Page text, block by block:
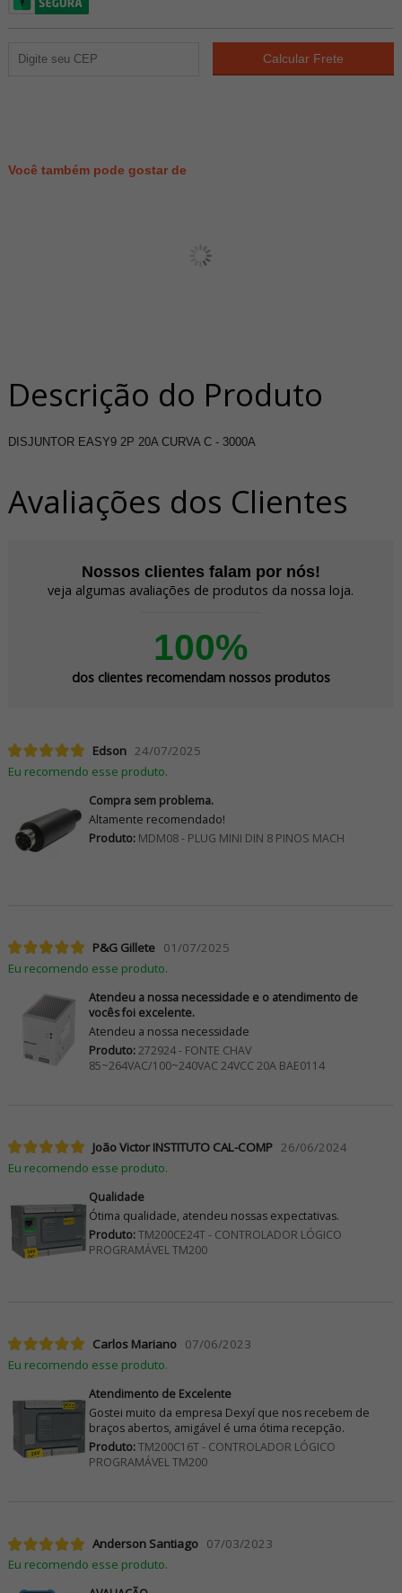
Você também pode gostar de
Descrição do Produto
DISJUNTOR EASY9 2P 20A CURVA C - 3000A
Avaliações dos Clientes
Nossos clientes falam por nós!
veja algumas avaliações de produtos da nossa loja.
100%
dos clientes recomendam nossos produtos
Edson 24/07/2025
Eu recomendo esse produto.
Compra sem problema.
Altamente recomendado!
Produto:MDM08 - PLUG MINI DIN 8 PINOS MACH
P&G Gillete 01/07/2025
Eu recomendo esse produto.
Atendeu a nossa necessidade e o atendimento de
vocês foi excelente.
Atendeu a nossa necessidade
Produto:272924 - FONTE CHAV
85~264VAC/100~240VAC 24VCC 20A BAE0114
João Victor INSTITUTO CAL-COMP 26/06/2024
Eu recomendo esse produto.
Qualidade
Ótima qualidade, atendeu nossas expectativas.
Produto:TM200CE24T - CONTROLADOR LÓGICO
PROGRAMÁVEL TM200
Carlos Mariano 07/06/2023
Eu recomendo esse produto.
Atendimento de Excelente
Gostei muito da empresa Dexyí que nos recebem de
braços abertos, amigável é uma ótima recepção.
Produto:TM200C16T - CONTROLADOR LÓGICO
PROGRAMÁVEL TM200
Anderson Santiago 07/03/2023
Eu recomendo esse produto.